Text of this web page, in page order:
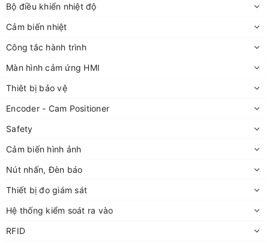
Bộ điều khiển nhiệt độ
Cảm biến nhiệt
Công tắc hành trình
Màn hình cảm ứng HMI
Thiêt bị bảo vệ
Encoder - Cam Positioner
Safety
Cảm biến hình ảnh
Nút nhấn, Đèn báo
Thiết bị đo giám sát
Hệ thống kiểm soát ra vào
RFID